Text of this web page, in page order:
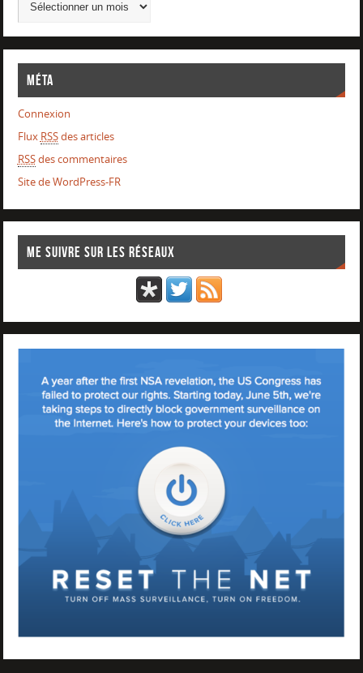
Méta
Connexion
Flux RSSdes articles
RSSdes commentaires
Site de WordPress-FR
Me suivre sur les réseaux